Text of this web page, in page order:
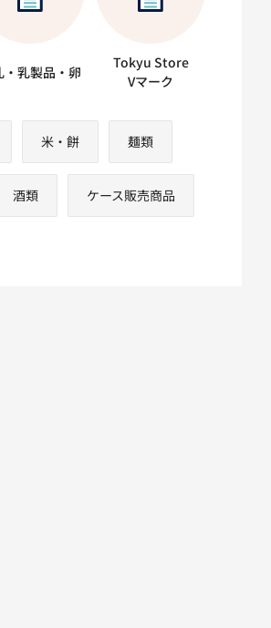
・乳製品・卵
Tokyu Store
Vマーク
米・餅 麺類
酒類 ケース販売商品